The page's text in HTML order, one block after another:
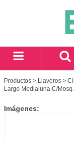
Productos > Llaveros >
Largo Medialuna C/
Imágenes: